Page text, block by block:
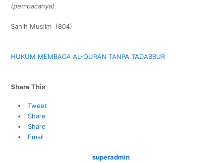
(pembacanya).
Sahih Muslim (804)
HUKUM MEMBACA AL-QURAN TANPA TADABBUR
Share This
Tweet
Share
Share
Email
superadmin